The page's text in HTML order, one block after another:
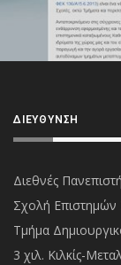
ΔΙΕΎΘΥΝΣΗ
Διεθνές
Σχολή Επιστημών
Τμήμα
3 χιλ. Κιλκίς-